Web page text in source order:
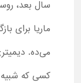
سال بعد،
می‌ده.
کسی که شبیه